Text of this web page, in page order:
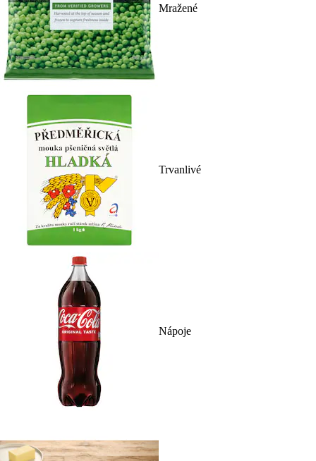
Mražené
Trvanlivé
Nápoje